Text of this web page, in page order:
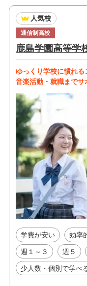
人気校
通信制高校
鹿島学園高等学
ゆっくり学校に慣れる
音楽活動・就職までサ
学費が安い 効率
週１～３ 週５
少人数・個別で学べ